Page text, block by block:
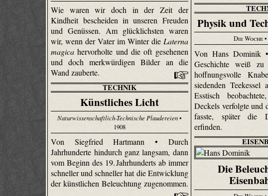
Wie waren wir doch in der Zeit der
Kindheit bescheiden in unseren Freuden
und Genüssen. Am glücklichsten waren
wir, wenn der Vater im Winter die Laterna
magica hervorholte und die oft gesehenen
und doch merkwürdigen Bilder an die
Wand zauberte.
Physik und
Die Woche
Von Hans Dominik
Geschichte weiß
hoffnungsvolle
siedenden Teekessel
Esstisch
Deckels verfolgte und
fasste, später die
erfinden.
TECHNIK
Künstliches Licht
Naturwissenschaftlich-Technische Plaudereien•
1908
Von Siegfried Hartmann • Durch
Jahrhunderte hindurch ganz langsam, dann
vom Beginn des 19. Jahrhunderts ab immer
schneller und schneller hat die Entwicklung
der künstlichen Beleuchtung zugenommen.
Die